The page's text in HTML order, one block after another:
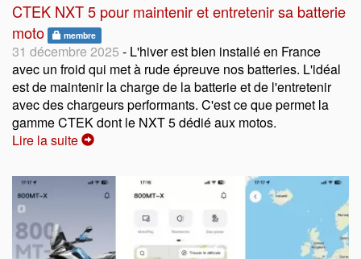
CTEK NXT 5 pour maintenir et entretenir sa batterie
moto
membre
31 décembre 2025 - L'hiver est bien installé en France
avec un froid qui met à rude épreuve nos batteries. L'idéal
est de maintenir la charge de la batterie et de l'entretenir
avec des chargeurs performants. C'est ce que permet la
gamme CTEK dont le NXT 5 dédié aux motos.
Lire la suite